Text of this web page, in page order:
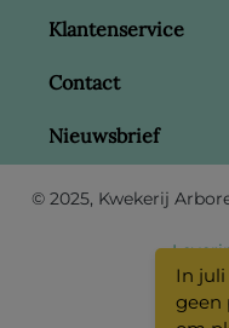
Klantenservice
Contact
Nieuwsbrief
© 2025, Kwekerij
In
geen